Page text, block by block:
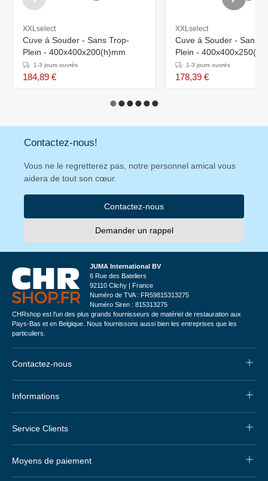
XXLselect
Cuve á Souder - Sans Trop-
Plein - 400x400x200(h)mm
1-3 jours ouvrés
184,89 €
XXLselect
Cuve á Souder - Sans
Plein -
1-3 jours ouvrés
178,39 €
Contactez-nous!
Vous ne le regretterez pas, notre personnel amical vous
aidera de tout son cœur.
Contactez-nous
Demander un rappel
JUMA International BV
6 Rue des Bateliers
92110 Clichy | France
Numéro de TVA : FR59815313275
Numéro Siren : 815313275
CHRshop est l'un des plus grands fournisseurs de matériel de restauration aux
Pays-Bas et en Belgique. Nous fournissons aussi bien les entreprises que les
particuliers.
Contactez-nous
Informations
Service Clients
Moyens de paiement